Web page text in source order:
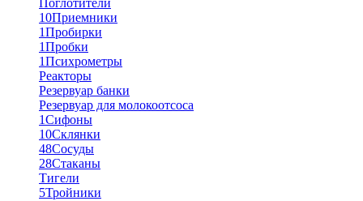
Поглотители
10Приемники
1Пробирки
1Пробки
1Психрометры
Реакторы
Резервуар банки
Резервуар для молокоотсоса
1Сифоны
10Склянки
48Сосуды
28Стаканы
Тигели
5Тройники